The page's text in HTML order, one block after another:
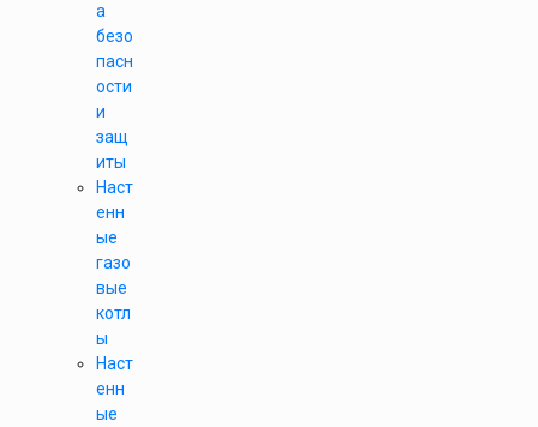
а
безо
пасн
ости
и
защ
иты
Наст
енн
ые
газо
вые
котл
ы
Наст
енн
ые